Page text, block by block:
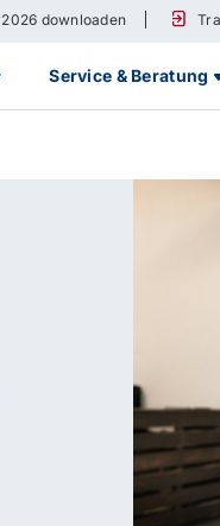
downloaden
Service & Beratung